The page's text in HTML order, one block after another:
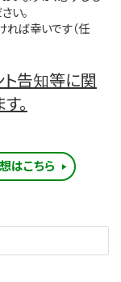
い。
れば幸いです（任
告知等に関
。
はこちら